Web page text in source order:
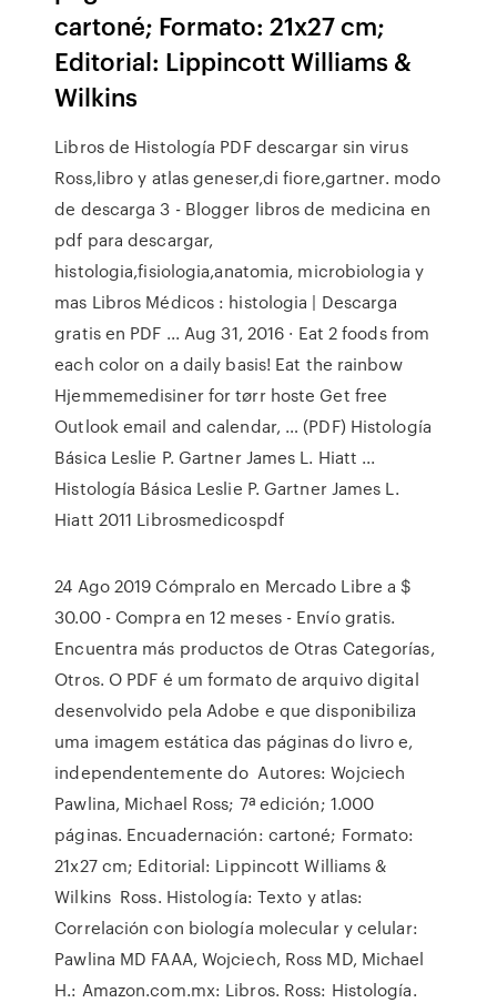
cartoné; Formato: 21x27 cm;
Editorial: Lippincott Williams &
Wilkins
Libros de Histología PDF descargar sin virus
Ross,libro y atlas geneser,di fiore,gartner. modo
de descarga 3 - Blogger libros de medicina en
pdf para descargar,
histologia,fisiologia,anatomia, microbiologia y
mas Libros Médicos : histologia | Descarga
gratis en PDF ... Aug 31, 2016 · Eat 2 foods from
each color on a daily basis! Eat the rainbow
Hjemmemedisiner for tørr hoste Get free
Outlook email and calendar, … (PDF) Histología
Básica Leslie P. Gartner James L. Hiatt ...
Histología Básica Leslie P. Gartner James L.
Hiatt 2011 Librosmedicospdf
24 Ago 2019 Cómpralo en Mercado Libre a $
30.00 - Compra en 12 meses - Envío gratis.
Encuentra más productos de Otras Categorías,
Otros. O PDF é um formato de arquivo digital
desenvolvido pela Adobe e que disponibiliza
uma imagem estática das páginas do livro e,
independentemente do Autores: Wojciech
Pawlina, Michael Ross; 7ª edición; 1.000
páginas. Encuadernación: cartoné; Formato:
21x27 cm; Editorial: Lippincott Williams &
Wilkins Ross. Histología: Texto y atlas:
Correlación con biología molecular y celular:
Pawlina MD FAAA, Wojciech, Ross MD, Michael
H.: Amazon.com.mx: Libros. Ross: Histología.